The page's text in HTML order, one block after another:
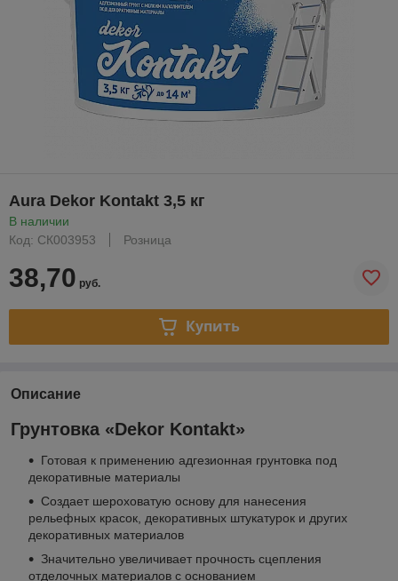
Aura Dekor Kontakt 3,5 кг
В наличии
Код: СК003953
Розница
38,70 руб.
Купить
Описание
Грунтовка «Dekor Kontakt»
Готовая к применению адгезионная грунтовка под
декоративные материалы
Создает шероховатую основу для нанесения
рельефных красок, декоративных штукатурок и других
декоративных материалов
Значительно увеличивает прочность сцепления
отделочных материалов с основанием